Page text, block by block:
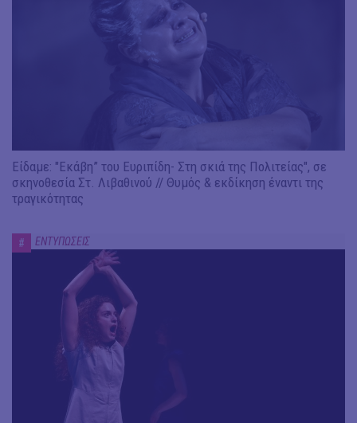
Είδαμε: "Εκάβη” του Ευριπίδη- Στη σκιά της Πολιτείας", σε
σκηνοθεσία Στ. Λιβαθινού // Θυμός & εκδίκηση έναντι της
τραγικότητας
# ΕΝΤΥΠΩΣΕΙΣ